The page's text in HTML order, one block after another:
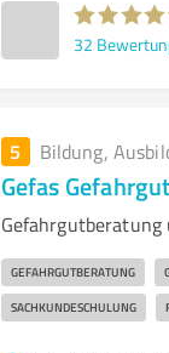
32
5 Bildung,
Gefas
GEFAHRGUTBERATUNG
SACHKUNDESCHULUNG